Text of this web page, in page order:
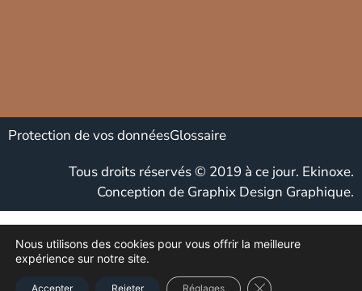
Protection de vos donnéesGlossaire
Tous droits réservés © 2019 à ce jour. Ekinoxe.
Conception de Graphix Design Graphique.
Nous utilisons des cookies pour vous offrir la meilleure
expérience sur notre site.
Accepter Rejeter Réglages CLOSE GDPR